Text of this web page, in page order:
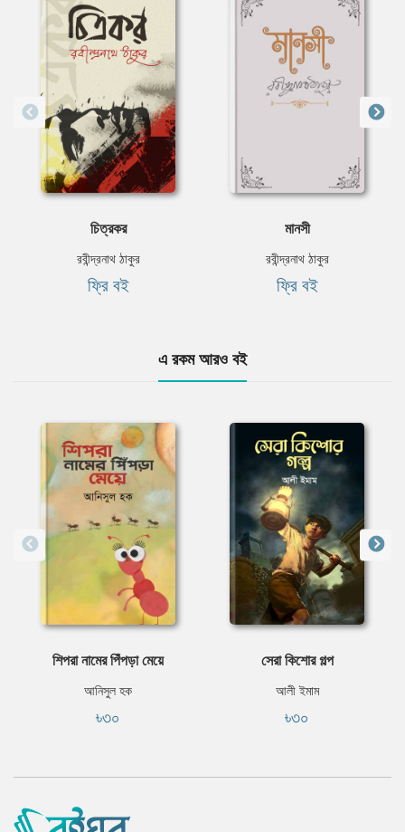
চিত্রকর
রবীন্দ্রনাথ ঠাকুর
ফ্রি বই
মানসী
রবীন্দ্রনাথ ঠাকুর
ফ্রি বই
এ রকম আরও বই
শিপরা নামের পিঁপড়া মেয়ে
আনিসুল হক
৳৩০
সেরা কিশাের গল্প
আলী ইমাম
৳৩০